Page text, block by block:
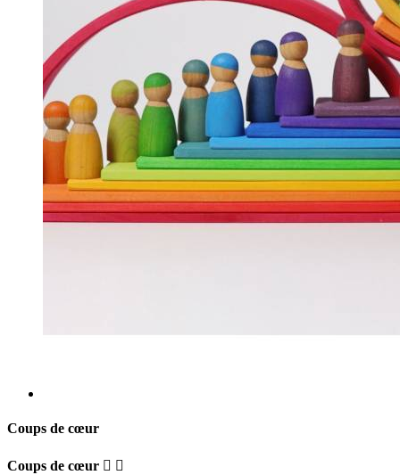
Coups de cœur
Coups de cœur  